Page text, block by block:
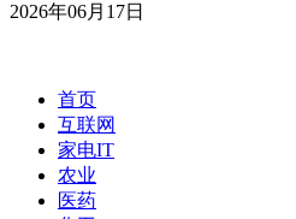
2026年06月17日
首页
互联网
家电IT
农业
医药